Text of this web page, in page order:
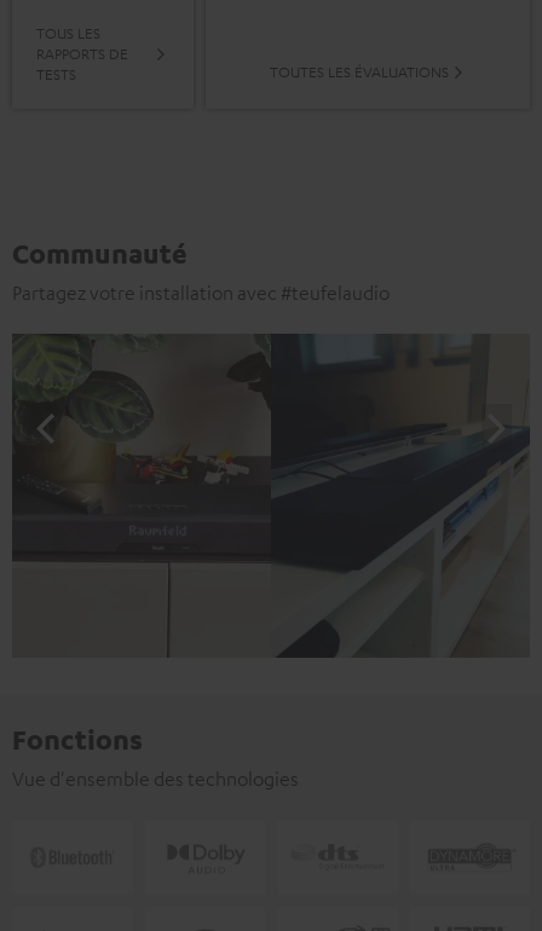
TOUS LES
RAPPORTS DE
TESTS
TOUTES LES ÉVALUATIONS
Communauté
Partagez votre installation avec #teufelaudio
Fonctions
Vue d'ensemble des technologies